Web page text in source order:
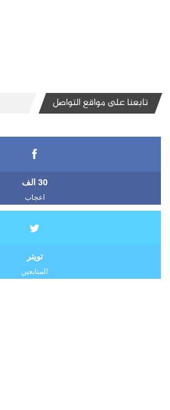
تابعنا على مواقع التواصل
30 الف
اعجاب
تويتر
المتابعين